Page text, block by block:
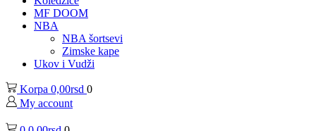
MF DOOM
NBA
NBA šortsevi
Zimske kape
Ukov i Vudži
Korpa 0,00rsd 0
My account